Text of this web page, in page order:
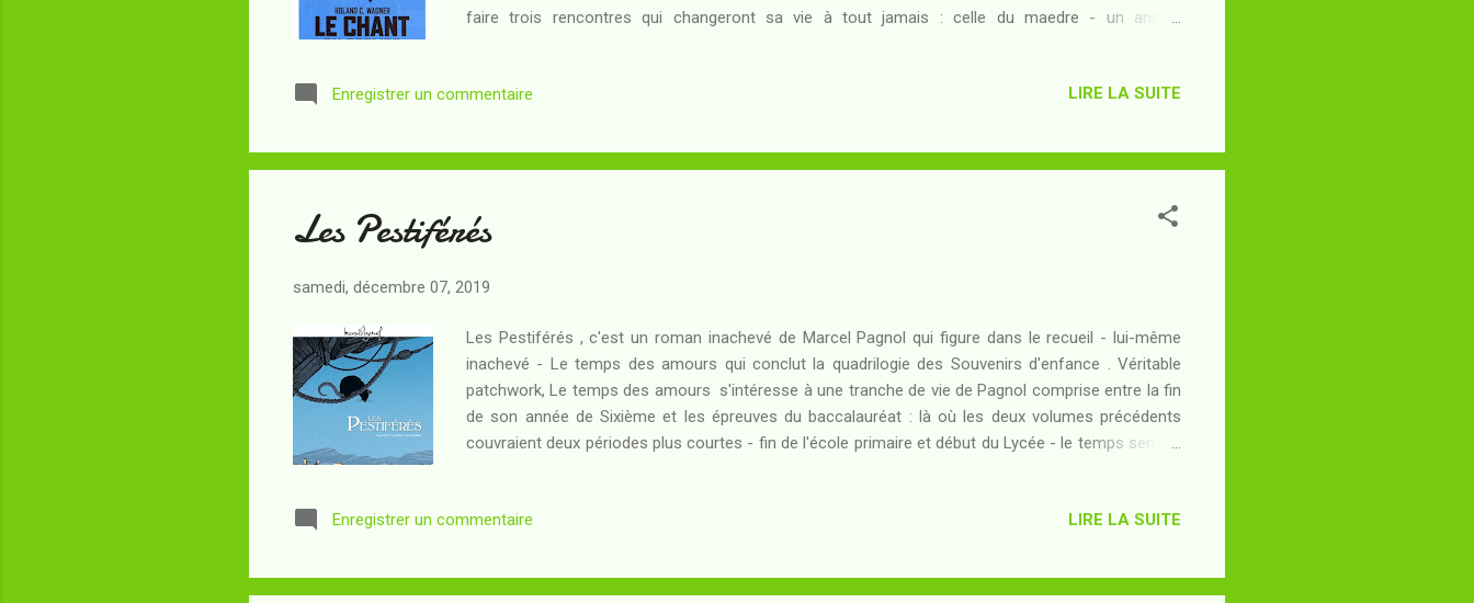
faire trois rencontres qui changeront sa vie à tout jamais : celle du maedre - un animal
talent inouï de Penseur. L'école dominante au Jeu est celle des Expansifs - qui cherchent à vaincre
renverser la table. Qui est Wamkadh, le prodige dont le talent tranche à travers les territoi...
Enregistrer un commentaire LIRE LA SUITE
Les Pestiférés
samedi, décembre 07, 2019
Les Pestiférés , c'est un roman inachevé de Marcel Pagnol qui figure dans le recueil - lui-même
inachevé - Le temps des amours qui conclut la quadrilogie des Souvenirs d'enfance . Véritable
patchwork, Le temps des amours s'intéresse à une tranche de vie de Pagnol comprise entre la fin
de son année de Sixième et les épreuves du baccalauréat : là où les deux volumes précédents
couvraient deux périodes plus courtes - fin de l'école primaire et début du Lycée - le temps semble
collines et ses aspirations littéraires... une synthèse qui s'exprime de façon étrange à travers un
Marseille en 1720 . Scotto, Stoffel et Wambre ont reçu la charge difficile d'adapt...
Enregistrer un commentaire LIRE LA SUITE